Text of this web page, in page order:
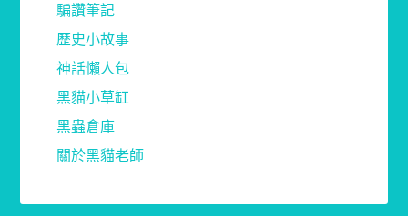
騙讚筆記
歷史小故事
神話懶人包
黑貓小草缸
黑蟲倉庫
關於黑貓老師